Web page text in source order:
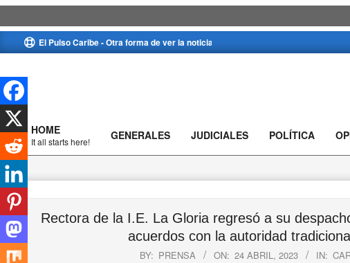
to
El Pulso Caribe - Otra forma de ver la noticia
Primary
Navigation
Menu
HOME
It all starts here! GENERALES JUDICIALES POLÍTICA
Rectora de la I.E. La Gloria regresó a su
acuerdos con la autoridad
BY: PRENSA ON: 24 ABRIL, 2023 IN: